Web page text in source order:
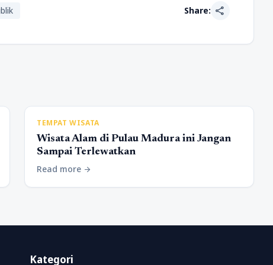
Share: share
TEMPAT WISATA
Wisata Alam di Pulau Madura ini Jangan
Sampai Terlewatkan
Read more arrow_forward
Kategori